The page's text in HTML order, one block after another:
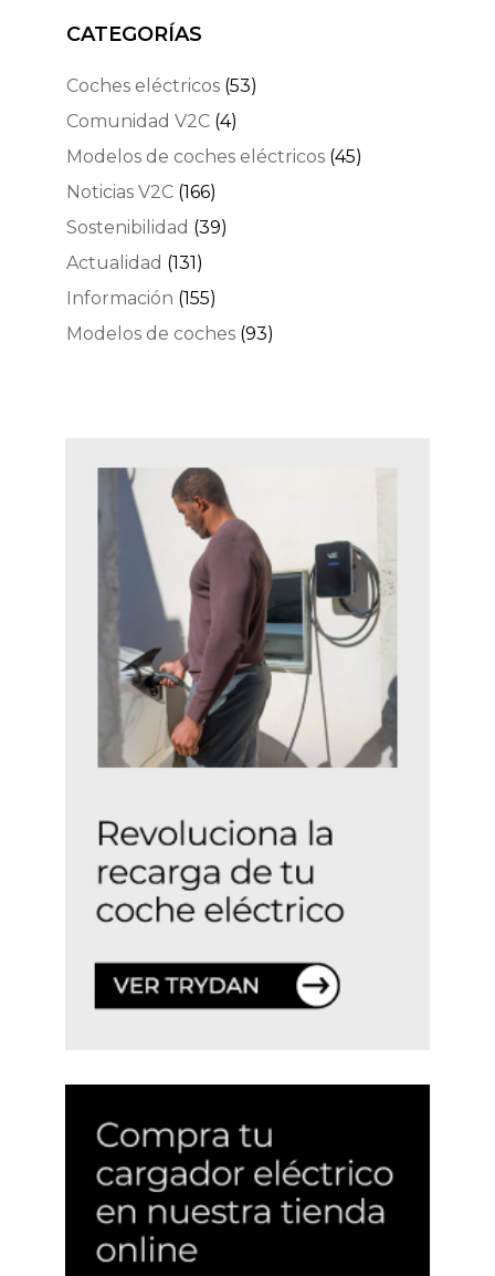
CATEGORÍAS
Coches eléctricos (53)
Comunidad V2C (4)
Modelos de coches eléctricos (45)
Noticias V2C (166)
Sostenibilidad (39)
Actualidad (131)
Información (155)
Modelos de coches (93)